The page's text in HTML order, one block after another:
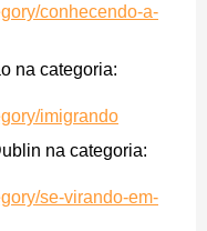
conhecendo-a-
na categoria:
imigrando
na categoria:
se-virando-em-